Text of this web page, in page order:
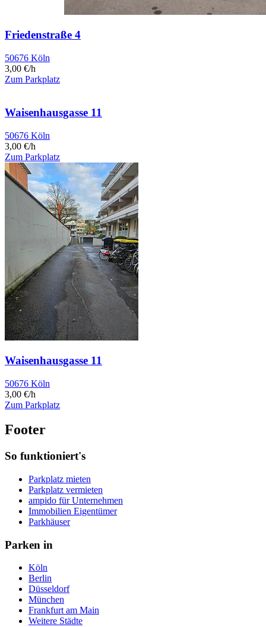
Friedenstraße 4
50676 Köln
3,00 €/h
Zum Parkplatz
Waisenhausgasse 11
50676 Köln
3,00 €/h
Zum Parkplatz
Waisenhausgasse 11
50676 Köln
3,00 €/h
Zum Parkplatz
Footer
So funktioniert's
Parkplatz mieten
Parkplatz vermieten
ampido für Unternehmen
Immobilien Eigentümer
Parkhäuser
Parken in
Köln
Berlin
Düsseldorf
München
Frankfurt am Main
Weitere Städte